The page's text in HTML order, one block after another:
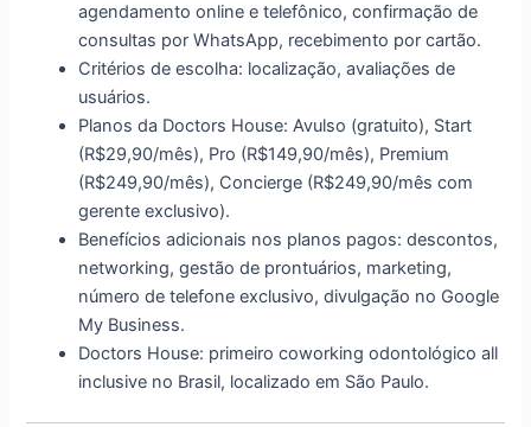
agendamento online e telefônico, confirmação de
consultas por WhatsApp, recebimento por cartão.
Critérios de escolha: localização, avaliações de
usuários.
Planos da Doctors House: Avulso (gratuito), Start
(R$29,90/mês), Pro (R$149,90/mês), Premium
(R$249,90/mês), Concierge (R$249,90/mês com
gerente exclusivo).
Benefícios adicionais nos planos pagos: descontos,
networking, gestão de prontuários, marketing,
número de telefone exclusivo, divulgação no Google
My Business.
Doctors House: primeiro coworking odontológico all
inclusive no Brasil, localizado em São Paulo.